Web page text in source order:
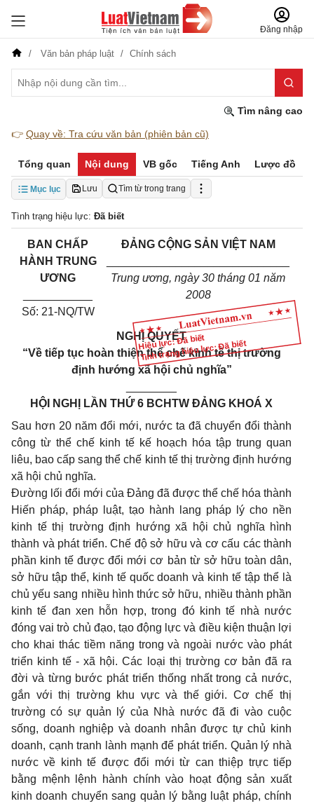
Đăng nhập
Văn bản pháp luật Chính sách
Tìm nâng cao
👉 Quay về: Tra cứu văn bản (phiên bản cũ)
Tổng quan Nội dung VB gốc Tiếng Anh Lược đồ
Mục lục Lưu Tìm từ trong trang
Tình trạng hiệu lực: Đã biết
Hiệu lực: Đã biết
Tình trạng hiệu lực: Đã biết
BAN CHẤP
HÀNH TRUNG
ƯƠNG
Số: 21-NQ/TW
ĐẢNG CỘNG SẢN VIỆT NAM
Trung ương, ngày 30 tháng 01 năm
2008
NGHỊ QUYẾT
“Về tiếp tục hoàn thiện thể chế kinh tế thị trường
định hướng xã hội chủ nghĩa”
HỘI NGHỊ LẦN THỨ 6 BCHTW ĐẢNG KHOÁ X
Sau hơn 20 năm đổi mới, nước ta đã chuyển đổi thành
công từ thể chế kinh tế kế hoạch hóa tập trung quan
liêu, bao cấp sang thể chế kinh tế thị trường định hướng
xã hội chủ nghĩa.
Ðường lối đổi mới của Ðảng đã được thể chế hóa thành
Hiến pháp, pháp luật, tạo hành lang pháp lý cho nền
kinh tế thị trường định hướng xã hội chủ nghĩa hình
thành và phát triển. Chế độ sở hữu và cơ cấu các thành
phần kinh tế được đổi mới cơ bản từ sở hữu toàn dân,
sở hữu tập thể, kinh tế quốc doanh và kinh tế tập thể là
chủ yếu sang nhiều hình thức sở hữu, nhiều thành phần
kinh tế đan xen hỗn hợp, trong đó kinh tế nhà nước
đóng vai trò chủ đạo, tạo động lực và điều kiện thuận lợi
cho khai thác tiềm năng trong và ngoài nước vào phát
triển kinh tế - xã hội. Các loại thị trường cơ bản đã ra
đời và từng bước phát triển thống nhất trong cả nước,
gắn với thị trường khu vực và thế giới. Cơ chế thị
trường có sự quản lý của Nhà nước đã đi vào cuộc
sống, doanh nghiệp và doanh nhân được tự chủ kinh
doanh, cạnh tranh lành mạnh để phát triển. Quản lý nhà
nước về kinh tế được đổi mới từ can thiệp trực tiếp
bằng mệnh lệnh hành chính vào hoạt động sản xuất
kinh doanh chuyển sang quản lý bằng luật pháp, chính